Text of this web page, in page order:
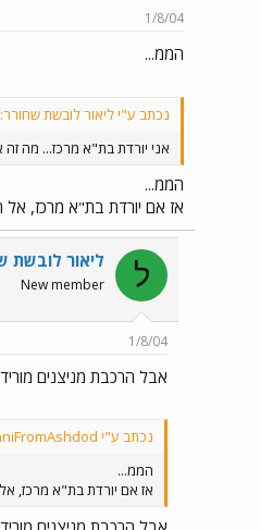
1/8/04
הממ...
נכתב ע"י ליאור לובשת שחורר:
אני יורדת בת"א מרכז... מה זה
הממ...
אז אם יורדת בת"א מרכז,
ל ליאור לובשת
New member
1/8/04
אבל הרכבת מניצנים
נכתב ע"י CoolDaniFromAshdod:
הממ...
אז אם יורדת בת"א מרכז,